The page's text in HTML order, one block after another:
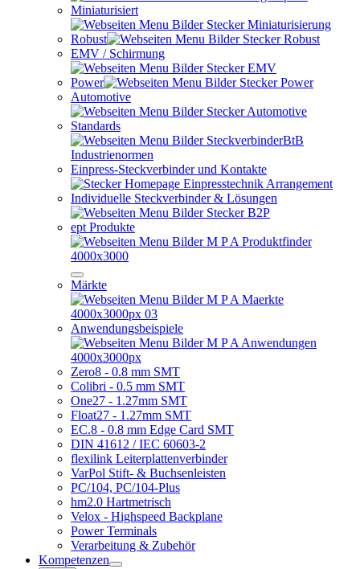
Miniaturisiert
Robust
EMV / Schirmung
Power
Automotive
Standards
Einpress-Steckverbinder und Kontakte
Individuelle Steckverbinder & Lösungen
ept Produkte
Märkte
Anwendungsbeispiele
Zero8 - 0.8 mm SMT
Colibri - 0.5 mm SMT
One27 - 1.27mm SMT
Float27 - 1.27mm SMT
EC.8 - 0.8 mm Edge Card SMT
DIN 41612 / IEC 60603-2
flexilink Leiterplattenverbinder
VarPol Stift- & Buchsenleisten
PC/104, PC/104-Plus
hm2.0 Hartmetrisch
Velox - Highspeed Backplane
Power Terminals
Verarbeitung & Zubehör
Kompetenzen